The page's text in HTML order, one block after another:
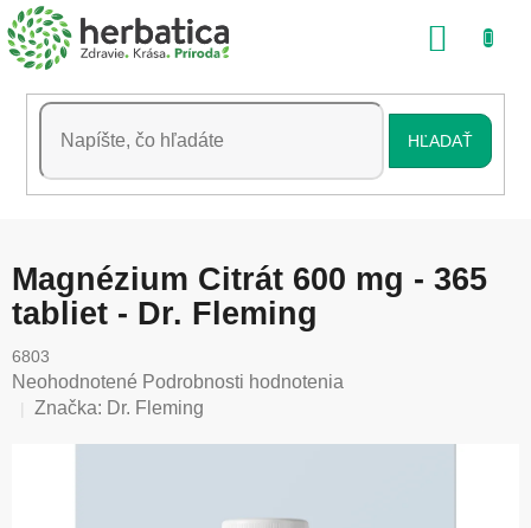
Prejsť
na
obsah
HĽADAŤ
Magnézium Citrát 600 mg - 365
tabliet - Dr. Fleming
6803
Priemerné
hodnotenie
Neohodnotené Podrobnosti hodnotenia
Značka: Dr. Fleming